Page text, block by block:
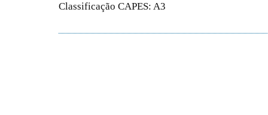
Classificação CAPES: A3